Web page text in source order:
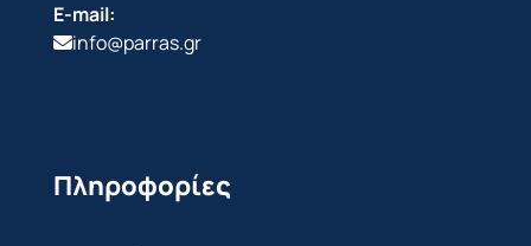
E-mail:
info@parras.gr
Πληροφορίες